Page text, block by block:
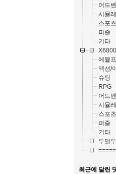
어드
시뮬
스포츠
퍼즐
기타
에뮬
액션/
슈팅
RPG
어드
시뮬
스포츠
퍼즐
기타
투덜
=====
최근에 달린